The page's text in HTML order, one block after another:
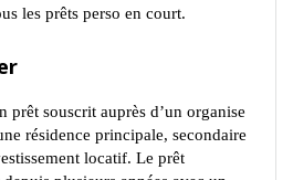
les prêts perso en court.
souscrit auprès d’un organise
résidence principale, secondaire
locatif. Le prêt